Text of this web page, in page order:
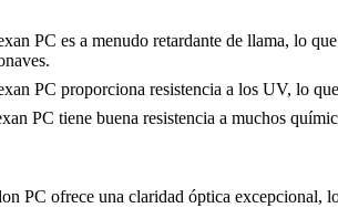
PC es a menudo retardante de llama, lo
PC proporciona resistencia a los UV, lo
PC tiene buena resistencia a muchos
PC ofrece una claridad óptica excepcional,